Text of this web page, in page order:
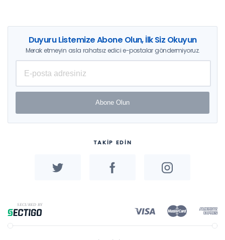
Duyuru Listemize Abone Olun, İlk Siz Okuyun
Merak etmeyin asla rahatsız edici e-postalar göndermiyoruz.
Abone Olun
TAKİP EDİN